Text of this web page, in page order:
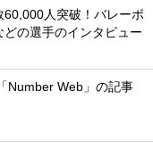
人突破！バレーボ
の選手のインタビュー
Number Web」の記事